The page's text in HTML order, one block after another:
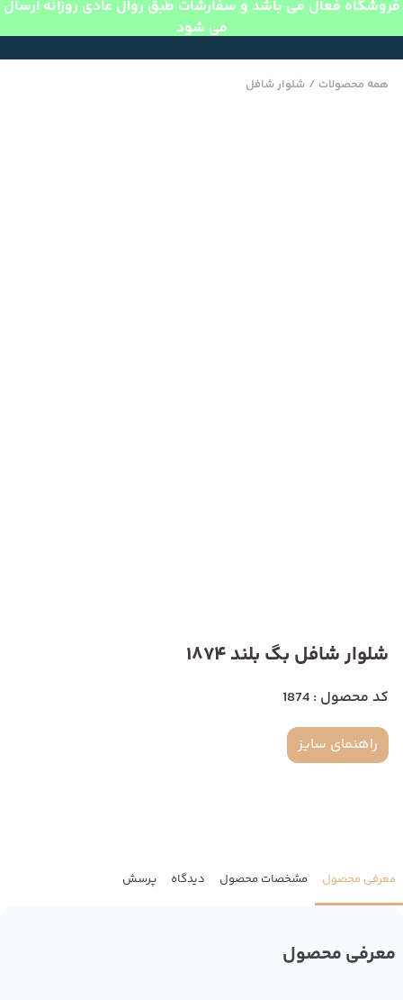
فروشگاه فعال می باشد و سفارشات طبق روال عادی روزانه ارسال
می شود
همه محصولات / شلوار شافل
شلوار شافل بگ بلند 1874
کد محصول : 1874
راهنمای سایز
معرفی محصول مشخصات محصول دیدگاه پرسش
معرفی محصول